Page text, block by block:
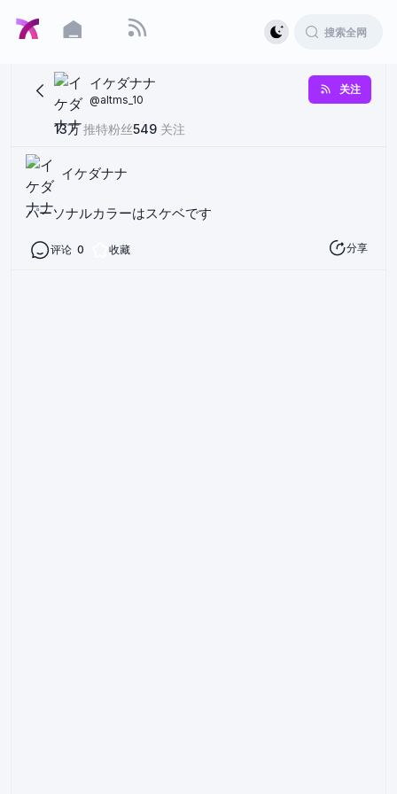
イケダナナ
@altms_10
关注
13万推特粉丝549 关注
イケダナナ
パーソナルカラーはスケベです
评论 0 收藏 分享